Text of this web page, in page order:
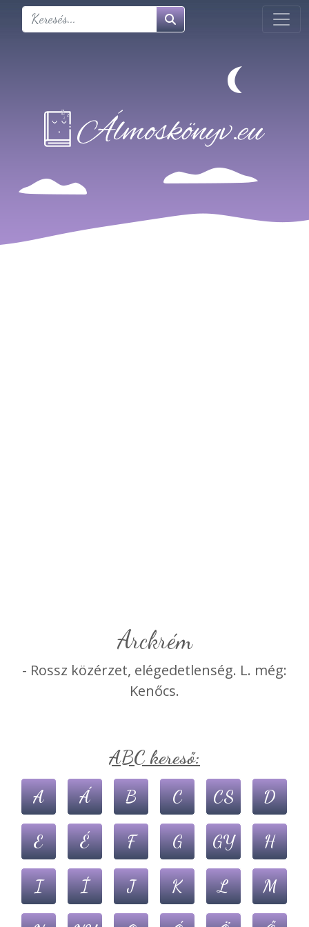
arckrém
- Rossz közérzet, elégedetlenség. L. még:
Kenőcs.
ABC kereső:
A Á B C CS D
E É F G GY H
I Í J K L M